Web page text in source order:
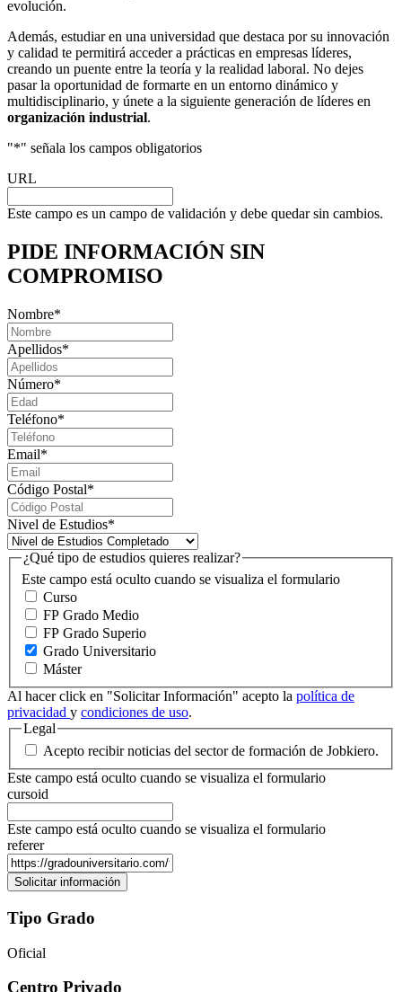
evolución.
Además, estudiar en una universidad que destaca por su innovación
y calidad te permitirá acceder a prácticas en empresas líderes,
creando un puente entre la teoría y la realidad laboral. No dejes
pasar la oportunidad de formarte en un entorno dinámico y
multidisciplinario, y únete a la siguiente generación de líderes en
organización industrial.
"*" señala los campos obligatorios
URL
Este campo es un campo de validación y debe quedar sin cambios.
PIDE INFORMACIÓN SIN
COMPROMISO
Nombre*
Apellidos*
Número*
Teléfono*
Email*
Código Postal*
Nivel de Estudios*
Este campo está oculto cuando se visualiza el formulario
¿Qué tipo de estudios quieres realizar?
Curso
FP Grado Medio
FP Grado Superio
Grado Universitario
Máster
Al hacer click en "Solicitar Información" acepto la política de
privacidad y condiciones de uso.
Legal
Acepto recibir noticias del sector de formación de Jobkiero.
Este campo está oculto cuando se visualiza el formulario
cursoid
Este campo está oculto cuando se visualiza el formulario
referer
Tipo Grado
Oficial
Centro Privado